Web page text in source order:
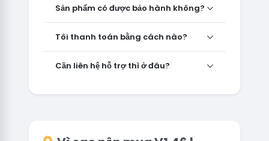
Sản phẩm có được bảo hành không?
Tôi thanh toán bằng cách nào?
Cần liên hệ hỗ trợ thì ở đâu?